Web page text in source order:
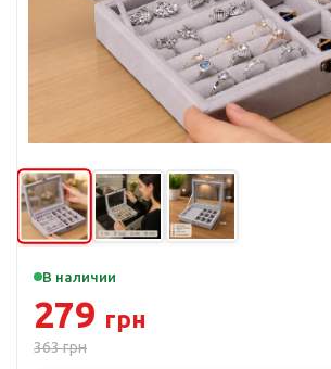
В наличии
279 грн
363грн